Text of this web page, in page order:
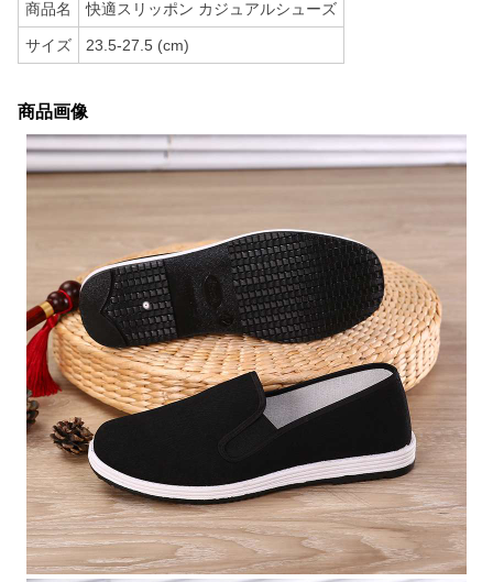
商品名 快適スリッポン カジュアルシューズ
サイズ 23.5-27.5 (cm)
商品画像